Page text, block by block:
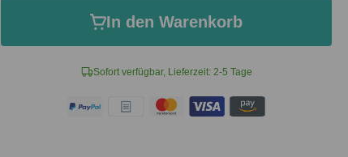
Sofort verfügbar, Lieferzeit: 2-5 Tage
In den Warenkorb